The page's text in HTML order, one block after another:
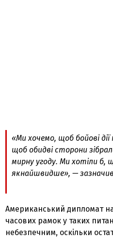
«Ми хочемо, щоб бойові
щоб обидві сторони
мирну угоду. Ми хотіли б,
якнайшвидше», —
Американський дипломат
часових рамок у таких
небезпечним, оскільки